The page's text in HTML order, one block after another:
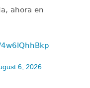
ahora en
6, 2026